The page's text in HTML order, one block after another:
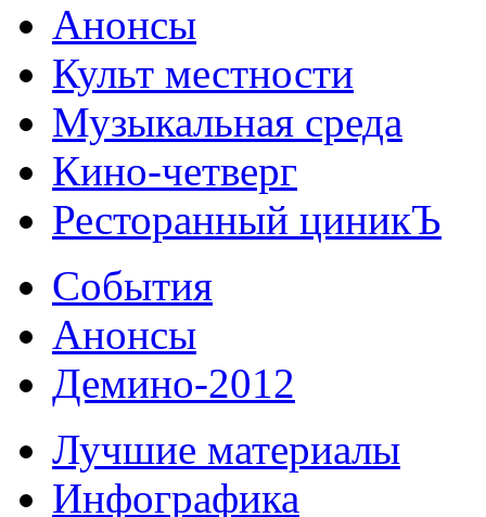
Анонсы
Культ местности
Музыкальная среда
Кино-четверг
Ресторанный циникЪ
События
Анонсы
Демино-2012
Лучшие материалы
Инфографика